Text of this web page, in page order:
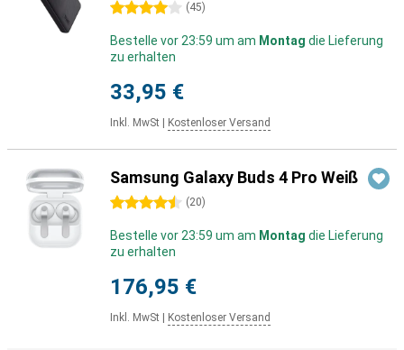
4 Sterne (45)
Bestelle vor 23:59 um am Montag die Lieferung
zu erhalten
33,95 €
Inkl. MwSt Kostenloser Versand
Samsung Galaxy Buds 4 Pro Weiß
4.5 Sterne (20)
Bestelle vor 23:59 um am Montag die Lieferung
zu erhalten
176,95 €
Inkl. MwSt Kostenloser Versand